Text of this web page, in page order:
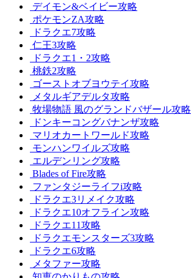
デイモン&ベイビー攻略
ポケモンZA攻略
ドラクエ7攻略
仁王3攻略
ドラクエ1・2攻略
桃鉄2攻略
ゴーストオブヨウテイ攻略
メタルギアデルタ攻略
牧場物語 風のグランドバザール攻略
ドンキーコングバナンザ攻略
マリオカートワールド攻略
モンハンワイルズ攻略
エルデンリング攻略
Blades of Fire攻略
ファンタジーライフi攻略
ドラクエ3リメイク攻略
ドラクエ10オフライン攻略
ドラクエ11攻略
ドラクエモンスターズ3攻略
ドラクエ6攻略
メタファー攻略